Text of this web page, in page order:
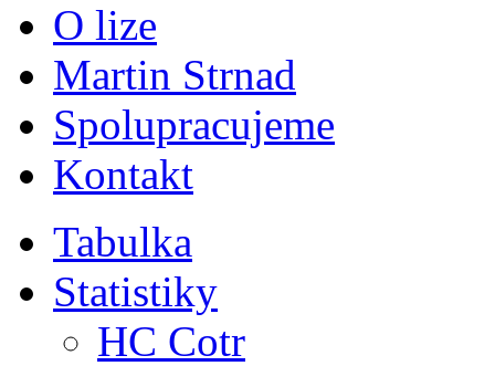
O lize
Martin Strnad
Spolupracujeme
Kontakt
Tabulka
Statistiky
HC Cotr